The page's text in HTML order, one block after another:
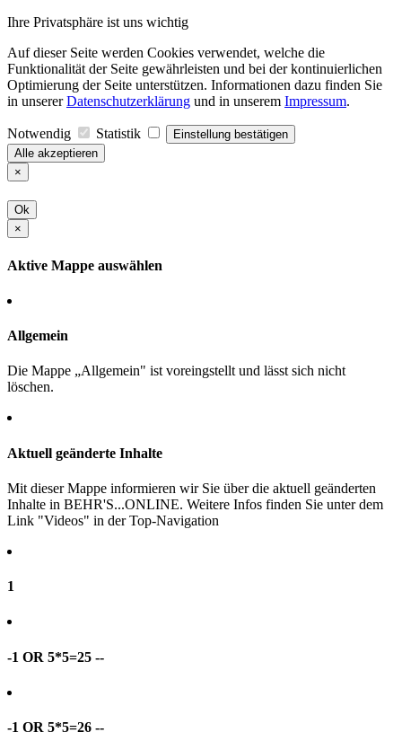
Ihre Privatsphäre ist uns wichtig
Auf dieser Seite werden Cookies verwendet, welche die
Funktionalität der Seite gewährleisten und bei der kontinuierlichen
Optimierung der Seite unterstützen. Informationen dazu finden Sie
in unsererDatenschutzerklärung und in unserem Impressum.
Notwendig Statistik
Einstellung bestätigen
Alle akzeptieren
×
Ok
×
Aktive Mappe auswählen
Allgemein
Die Mappe „Allgemein" ist voreingstellt und lässt sich nicht
löschen.
Aktuell geänderte Inhalte
Mit dieser Mappe informieren wir Sie über die aktuell geänderten
Inhalte in BEHR'S...ONLINE. Weitere Infos finden Sie unter dem
Link "Videos" in der Top-Navigation
1
-1 OR 5*5=25 --
-1 OR 5*5=26 --